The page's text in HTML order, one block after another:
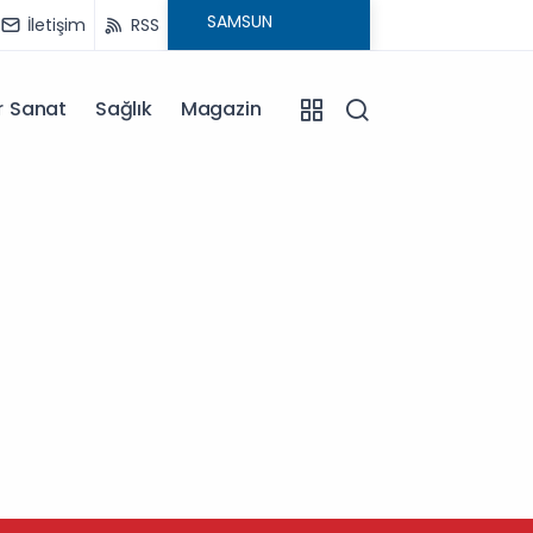
İletişim RSS
Sanat Sağlık Magazin